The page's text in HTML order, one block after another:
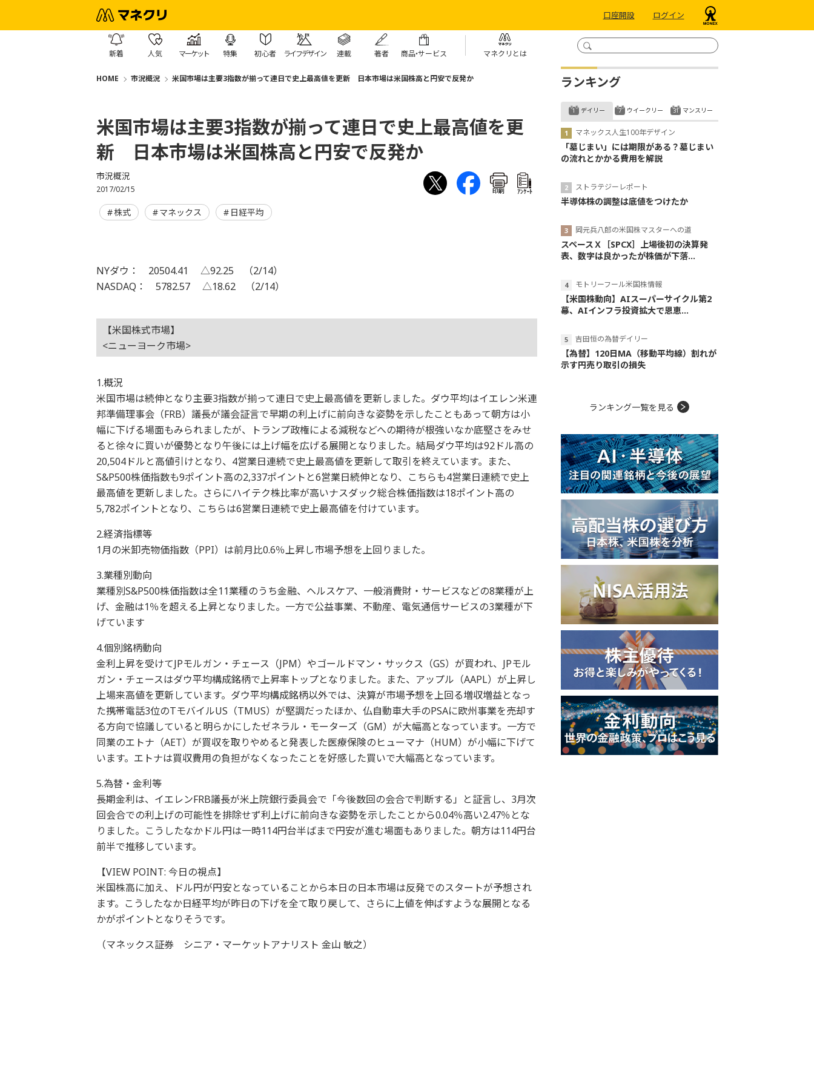
口座開設 ログイン
新着 人気 マーケット 特集 初心者 ライフデザイン 連載 著者 商品・サービス マネクリとは
HOME 市況概況 米国市場は主要3指数が揃って連日で史上最高値を更新 日本市場は米国株高と円安で反発か
米国市場は主要3指数が揃って連日で史上最高値を更
新 日本市場は米国株高と円安で反発か
市況概況
2017/02/15 印刷 ｱﾝｹｰﾄ
株式 マネックス 日経平均
NYダウ： 20504.41 △92.25 （2/14）
NASDAQ： 5782.57 △18.62 （2/14）
【米国株式市場】
<ニューヨーク市場>
1.概況
米国市場は続伸となり主要3指数が揃って連日で史上最高値を更新しました。ダウ平均はイエレン米連
邦準備理事会（FRB）議長が議会証言で早期の利上げに前向きな姿勢を示したこともあって朝方は小
幅に下げる場面もみられましたが、トランプ政権による減税などへの期待が根強いなか底堅さをみせ
ると徐々に買いが優勢となり午後には上げ幅を広げる展開となりました。結局ダウ平均は92ドル高の
20,504ドルと高値引けとなり、4営業日連続で史上最高値を更新して取引を終えています。また、
S&P500株価指数も9ポイント高の2,337ポイントと6営業日続伸となり、こちらも4営業日連続で史上
最高値を更新しました。さらにハイテク株比率が高いナスダック総合株価指数は18ポイント高の
5,782ポイントとなり、こちらは6営業日連続で史上最高値を付けています。
2.経済指標等
1月の米卸売物価指数（PPI）は前月比0.6％上昇し市場予想を上回りました。
3.業種別動向
業種別S&P500株価指数は全11業種のうち金融、ヘルスケア、一般消費財・サービスなどの8業種が上
げ、金融は1％を超える上昇となりました。一方で公益事業、不動産、電気通信サービスの3業種が下
げています
4.個別銘柄動向
金利上昇を受けてJPモルガン・チェース（JPM）やゴールドマン・サックス（GS）が買われ、JPモル
ガン・チェースはダウ平均構成銘柄で上昇率トップとなりました。また、アップル（AAPL）が上昇し
上場来高値を更新しています。ダウ平均構成銘柄以外では、決算が市場予想を上回る増収増益となっ
た携帯電話3位のTモバイルUS（TMUS）が堅調だったほか、仏自動車大手のPSAに欧州事業を売却す
る方向で協議していると明らかにしたゼネラル・モーターズ（GM）が大幅高となっています。一方で
同業のエトナ（AET）が買収を取りやめると発表した医療保険のヒューマナ（HUM）が小幅に下げて
います。エトナは買収費用の負担がなくなったことを好感した買いで大幅高となっています。
5.為替・金利等
長期金利は、イエレンFRB議長が米上院銀行委員会で「今後数回の会合で判断する」と証言し、3月次
回会合での利上げの可能性を排除せず利上げに前向きな姿勢を示したことから0.04％高い2.47％とな
りました。こうしたなかドル円は一時114円台半ばまで円安が進む場面もありました。朝方は114円台
前半で推移しています。
【VIEW POINT: 今日の視点】
米国株高に加え、ドル円が円安となっていることから本日の日本市場は反発でのスタートが予想され
ます。こうしたなか日経平均が昨日の下げを全て取り戻して、さらに上値を伸ばすような展開となる
かがポイントとなりそうです。
（マネックス証券 シニア・マーケットアナリスト 金山 敏之）
ランキング
デイリー
マネックス人生100年デザイン
「墓じまい」には期限がある？墓じまい
の流れとかかる費用を解説
ストラテジーレポート
半導体株の調整は底値をつけたか
岡元兵八郎の米国株マスターへの道
スペースＸ［SPCX］上場後初の決算発
表、数字は良かったが株価が下落...
モトリーフール米国株情報
【米国株動向】AIスーパーサイクル第2
幕、AIインフラ投資拡大で恩恵...
吉田恒の為替デイリー
【為替】120日MA（移動平均線）割れが
示す円売り取引の損失
ウイークリー マンスリー
ランキング一覧を見る